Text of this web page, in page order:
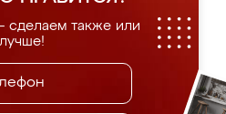
сделаем также или
лучше!